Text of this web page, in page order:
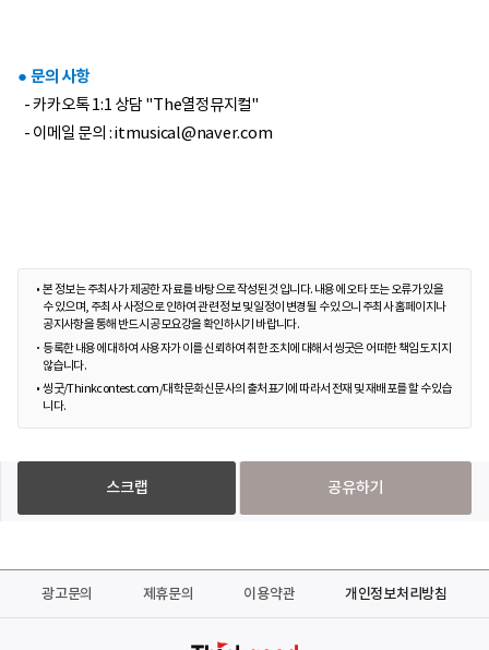
● 문의 사항
- 카카오톡 1:1 상담 "The열정뮤지컬"
- 이메일 문의 :itmusical@naver.com
본 정보는 주최사가 제공한 자료를 바탕으로 작성된 것입니다. 내용에 오타 또는 오류가 있을
수 있으며, 주최사 사정으로 인하여 관련 정보 및 일정이 변경될 수 있으니 주최사 홈페이지나
공지사항을 통해 반드시 공모요강을 확인하시기 바랍니다.
등록한 내용에 대하여 사용자가 이를 신뢰하여 취한 조치에 대해서 씽굿은 어떠한 책임도 지지
않습니다.
씽굿/Thinkcontest.com/대학문화신문사의 출처표기에 따라서 전재 및 재배포를 할 수 있습
니다.
스크랩 공유하기
광고문의 제휴문의 이용약관 개인정보처리방침